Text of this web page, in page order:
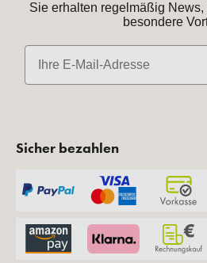
Sie erhalten regelmäßig
besondere
E-Mail
Sicher bezahlen